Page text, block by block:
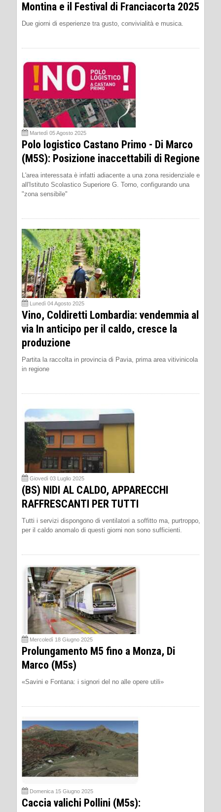
Montina e il Festival di Franciacorta 2025
Due giorni di esperienze tra gusto, convivialità e musica.
Martedì 05 Agosto 2025
Polo logistico Castano Primo - Di Marco
(M5S): Posizione inaccettabili di Regione
L'area interessata è infatti adiacente a una zona residenziale e
all'Istituto Scolastico Superiore G. Torno, configurando una
"zona sensibile"
Lunedì 04 Agosto 2025
Vino, Coldiretti Lombardia: vendemmia al
via In anticipo per il caldo, cresce la
produzione
Partita la raccolta in provincia di Pavia, prima area vitivinicola
in regione
Giovedì 03 Luglio 2025
(BS) NIDI AL CALDO, APPARECCHI
RAFFRESCANTI PER TUTTI
Tutti i servizi dispongono di ventilatori a soffitto ma, purtroppo,
per il caldo anomalo di questi giorni non sono sufficienti.
Mercoledì 18 Giugno 2025
Prolungamento M5 fino a Monza, Di
Marco (M5s)
«Savini e Fontana: i signori del no alle opere utili»
Domenica 15 Giugno 2025
Caccia valichi Pollini (M5s):